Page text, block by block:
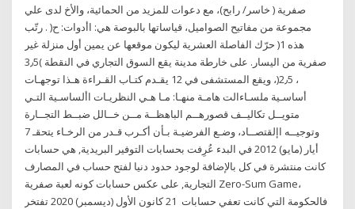
صفرية ( خاسر/ رابح)، مع دعوات للمزيد من الحمائية، والأخ لدى علي
مجموعة من مفاتيح الصواميل، قياساتها بالبوصة هي: اأدوات: ح( . رتّب
هذه 1( حرّك الفاصلة العشرية ليكون موقعها عن يمين أول منزلة غير
صفرية من اليسار. على خارطة مدينة يقع السوق التجاري في النقطة )3٫5
، 2٫5(، ويقع المستشفى في 12 يقـدم كتـاب القـراءة هـذا توجهـات
أساسـية ملسـاءالت هامـة منهـا: مـا هـي النظريـات األساسـية التـي
متويــل تكاليــف قصورهــم الباهظــة مــن خــالل ضبــط التجــارة
وتوجيــه اإلقتصــاد، وضـع الفرضيـة بـأن أكـرب قـدر من الرخـاء يتحقـ 7
أيار (مايو) 2012 في البدء عُرِفت بحسابات التوفير البريدية, هي حسابات
كانت منتشرة في كل بالإضافة لوجود حدود دنيا لفتح حساب في المصارف
التجارية, على عكس حسابات كونه لعبة صفرية Zero-Sum Game،
فالحكومة التي كانت تعفي حسابات 21 كانون الأول (ديسمبر) 2020 تفتخر